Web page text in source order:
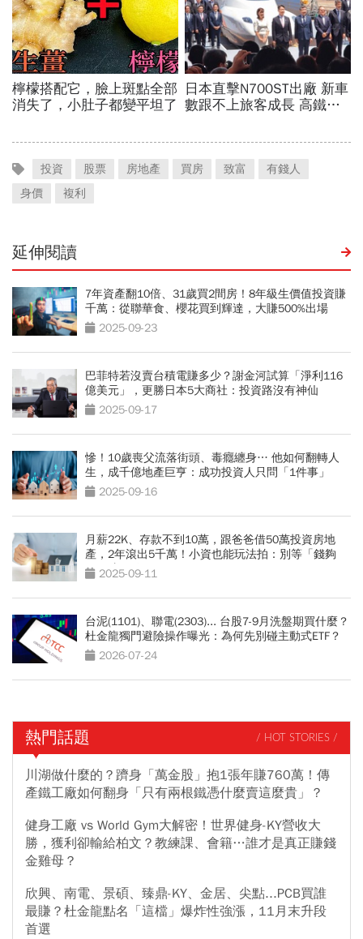
投資 股票 房地產 買房 致富
有錢人
身價
複利
延伸閱讀
7年資產翻10倍、31歲買2間房！8年級生價值投資賺
千萬：從聯華食、櫻花買到輝達，大賺500%出場
2025-09-23
巴菲特若沒賣台積電賺多少？謝金河試算「淨利116
億美元」，更勝日本5大商社：投資路沒有神仙
2025-09-17
慘！10歲喪父流落街頭、毒癮纏身… 他如何翻轉人
生，成千億地產巨亨：成功投資人只問「1件事」
2025-09-16
月薪22K、存款不到10萬，跟爸爸借50萬投資房地
產，2年滾出5千萬！小資也能玩法拍：別等「錢夠
了」才開始
2025-09-11
台泥(1101)、聯電(2303)... 台股7-9月洗盤期買什麼？
杜金龍獨門避險操作曝光：為何先別碰主動式ETF？
2026-07-24
熱門話題 / HOT STORIES /
川湖做什麼的？躋身「萬金股」抱1張年賺760萬！傳
產鐵工廠如何翻身「只有兩根鐵憑什麼賣這麼貴」？
健身工廠 vs World Gym大解密！世界健身-KY營收大
勝，獲利卻輸給柏文？教練課、會籍…誰才是真正賺錢
金雞母？
欣興、南電、景碩、臻鼎-KY、金居、尖點...PCB買誰
最賺？杜金龍點名「這檔」爆炸性強漲，11月末升段
首選